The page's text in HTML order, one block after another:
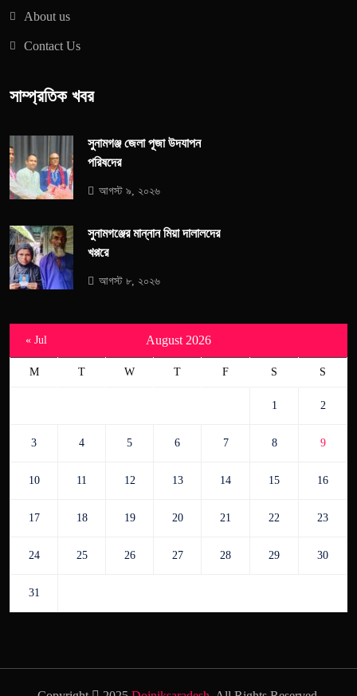
About us
Contact Us
সাম্প্রতিক খবর
সুনামগঞ্জ জেলা পূজা উদযাপন
পরিষদের
আগস্ট ৯, ২০২৬
সুনামগঞ্জের মান্নান মিয়া দালালদের
খপ্পরে
আগস্ট ৮, ২০২৬
August 2026
M T W T F S S
1 2
3 4 5 6 7 8 9
10 11 12 13 14 15 16
17 18 19 20 21 22 23
24 25 26 27 28 29 30
31
« Jul